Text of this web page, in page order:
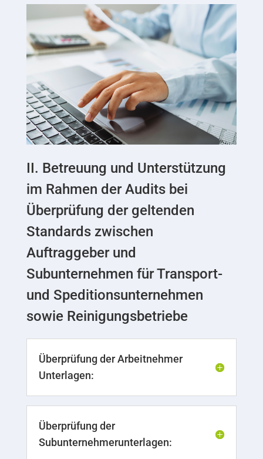
II. Betreuung und Unterstützung
im Rahmen der Audits bei
Überprüfung der geltenden
Standards zwischen
Auftraggeber und
Subunternehmen für Transport-
und Speditionsunternehmen
sowie Reinigungsbetriebe
Überprüfung der Arbeitnehmer
Unterlagen:
Überprüfung der
Subunternehmerunterlagen: